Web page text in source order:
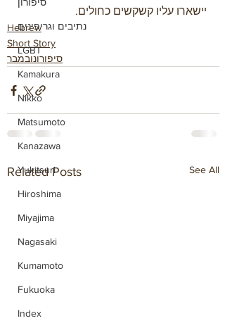
נתיבים וגריפינים
LGBT
Kamakura
Nikko
Matsumoto
Kanazawa
Yukitsuri
Hiroshima
Miyajima
Nagasaki
Kumamoto
Fukuoka
Index
יישארו עליו קשקשים כחולים.
Hebrew
Short Story
סיפורונובמבר
Related Posts See All